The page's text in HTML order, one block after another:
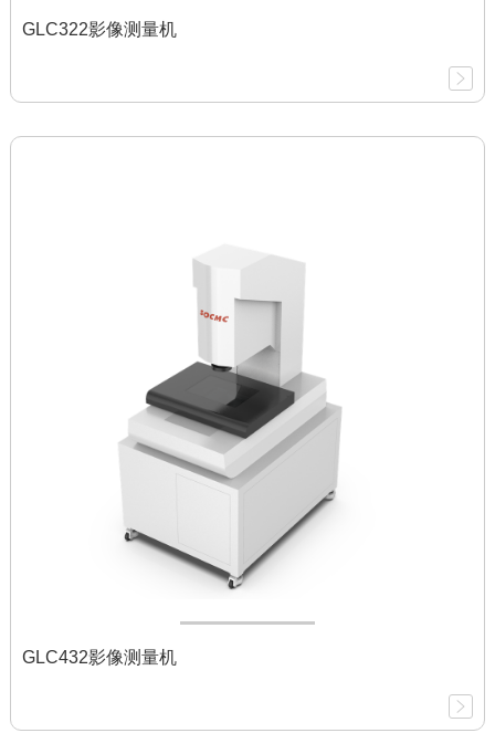
GLC322影像测量机
GLC432影像测量机